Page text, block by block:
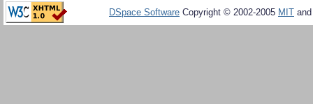
DSpace Software Copyright © 2002-2005 MIT